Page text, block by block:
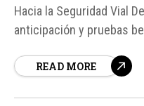
Hacia la Seguridad Vial
anticipación y pruebas
sus usuarios: la
READ MORE